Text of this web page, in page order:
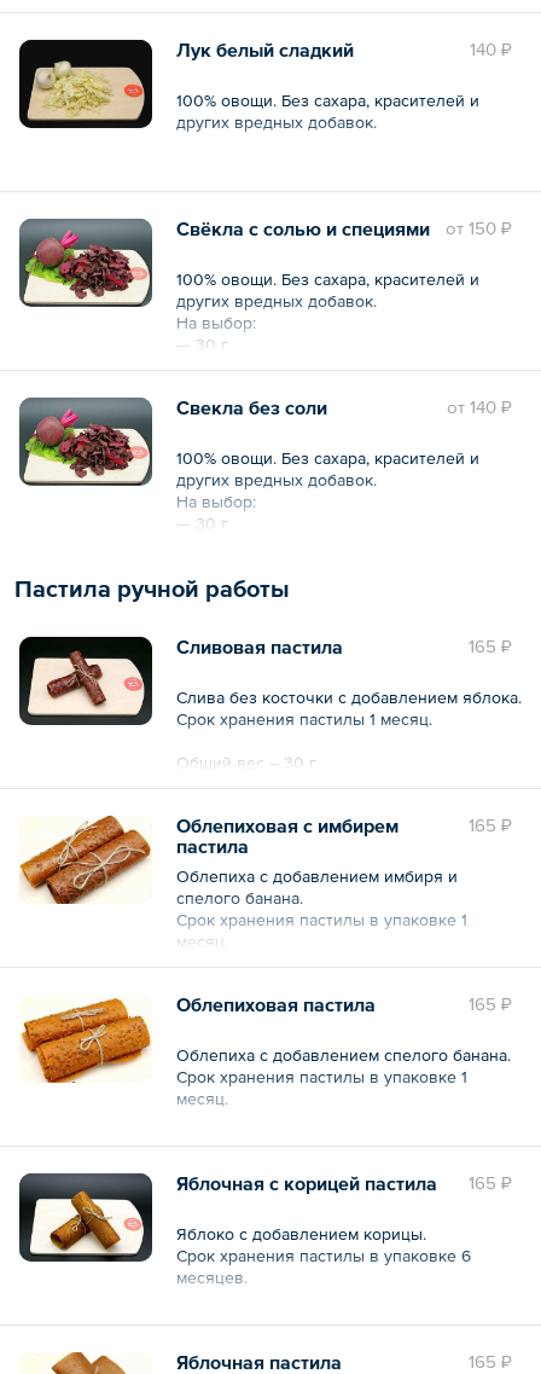
— 200 г
140 ₽
Лук белый сладкий
100% овощи. Без сахара, красителей и
других вредных добавок.
oт 150 ₽
Свёкла с солью и специями
100% овощи. Без сахара, красителей и
других вредных добавок.
На выбор:
— 30 г
— 200 г
oт 140 ₽
Свекла без соли
100% овощи. Без сахара, красителей и
других вредных добавок.
На выбор:
— 30 г
Пастила ручной работы
165 ₽
Сливовая пастила
Слива без косточки с добавлением яблока.
Срок хранения пастилы 1 месяц.
Общий вес – 30 г
165 ₽
Облепиховая с имбирем
пастила
Облепиха с добавлением имбиря и
спелого банана.
Срок хранения пастилы в упаковке 1
месяц.
165 ₽
Облепиховая пастила
Облепиха с добавлением спелого банана.
Срок хранения пастилы в упаковке 1
месяц.
Общий вес – 30 г
165 ₽
Яблочная с корицей пастила
Яблоко с добавлением корицы.
Срок хранения пастилы в упаковке 6
месяцев.
Общий вес – 30 г
165 ₽
Яблочная пастила